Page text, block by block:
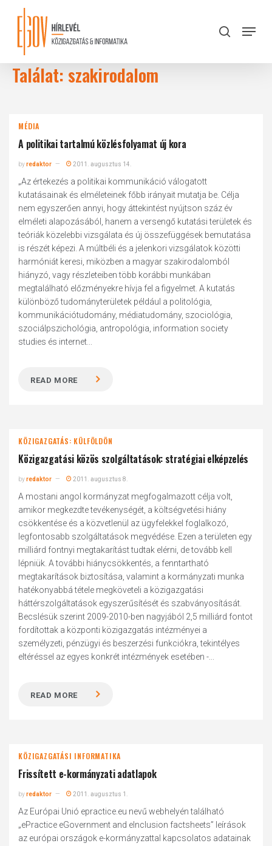
content
search
Menu
Találat: szakirodalom
MÉDIA
A politikai tartalmú közlésfolyamat új kora
byredaktor 2011. augusztus 14.
„Az értekezés a politikai kommunikáció válogatott
kutatásainak és elméleteinek főbb irányait mutatja be. Célja
nem egyszerően annyi, hogy áttekintést nyújtson száz év
elméleti alapozásából, hanem a versengő kutatási területek és
teóriák közelebbi vizsgálata és új összefüggések bemutatása
is részét képezi. A múltbéli és a jelenkori vizsgálatok közötti
harmóniát keresi, miközben a magyar szakirodalomból
hiányzó, vagy részleteiben több korábbi munkában
megtalálható előzményekre hívja fel a figyelmet. A kutatás
különböző tudományterületek például a politológia,
kommunikációtudomány, médiatudomány, szociológia,
szociálpszichológia, antropológia, information society
studies és internet...
READ MORE
KÖZIGAZGATÁS: KÜLFÖLDÖN
Közigazgatási közös szolgáltatások: stratégiai elképzelés
byredaktor 2011. augusztus 8.
A mostani angol kormányzat megfogalmazott célja volt,
amikor megkezdte tevékenységét, a költségvetési hiány
csökkentése és a közvetlenül az ügyfelekkel foglalkozó,
legfontosabb szolgáltatások megvédése. Ezen a területen egy
milliárd fontnyi megtakarítást tudtak elérni, de tovább kell
lépniük. A további hiánycsökkentés, a fenntartható
megtakarítások biztosítása, valamint a kormányzati munka
hatékonyabbá tétele megköveteli a közigazgatási
háttérszolgáltatások egyszerűsítését és szabványosítását.
Becslésük szerint 2009-2010-ben nagyjából 2,5 milliárd fontot
fordítottak a központi közigazgatás intézményei a
személyzeti, pénzügyi és beszerzési funkciókra, tekintélyes
eltéréssel az egyes konkrét intézmények esetében -...
READ MORE
KÖZIGAZGATÁSI INFORMATIKA
Frissített e-kormányzati adatlapok
byredaktor 2011. augusztus 1.
Az Európai Unió epractice.eu nevű webhelyén található
„ePractice eGovernment and eInclusion factsheets” leírások
az európai országok e-kormányzattal kapcsolatos adatainak
Close